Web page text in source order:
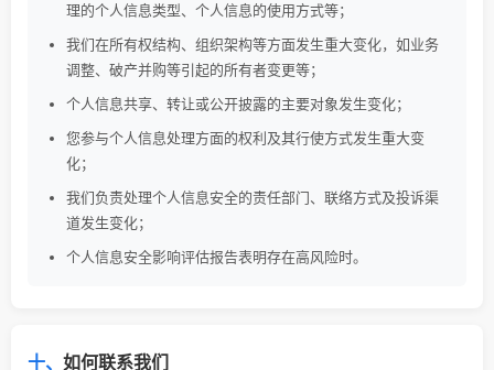
理的个人信息类型、个人信息的使用方式等；
我们在所有权结构、组织架构等方面发生重大变化，如业务
调整、破产并购等引起的所有者变更等；
个人信息共享、转让或公开披露的主要对象发生变化；
您参与个人信息处理方面的权利及其行使方式发生重大变
化；
我们负责处理个人信息安全的责任部门、联络方式及投诉渠
道发生变化；
个人信息安全影响评估报告表明存在高风险时。
十、 如何联系我们